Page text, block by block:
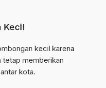
Kecil
kecil karena
tetap memberikan
kota.